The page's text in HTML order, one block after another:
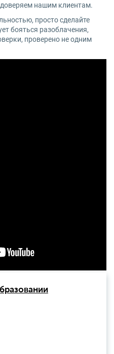
нашим клиентам.
просто сделайте
бояться разоблачения,
проверено не одним